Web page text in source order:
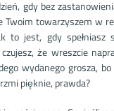
gdy bez
Twoim towarzyszem w
to jest, gdy spełniasz
że wreszcie
wydanego grosza,
pięknie, prawda?